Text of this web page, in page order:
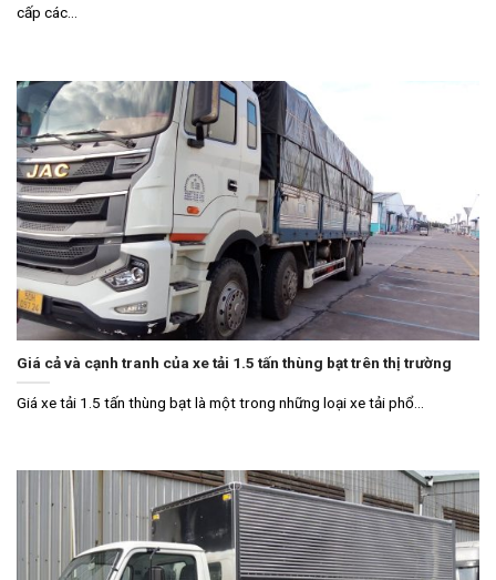
cấp các...
Giá cả và cạnh tranh của xe tải 1.5 tấn thùng bạt trên thị trường
Giá xe tải 1.5 tấn thùng bạt là một trong những loại xe tải phổ...